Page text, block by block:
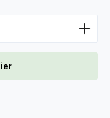
quantité